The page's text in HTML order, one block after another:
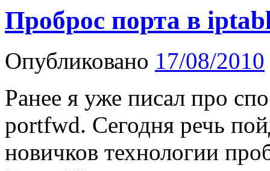
Проброс порта в
Опубликовано 17/08/2010
Ранее я уже писал про
portfwd. Сегодня речь
новичков технологии